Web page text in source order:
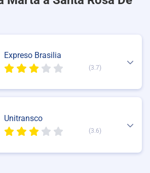
Expreso Brasilia
(3.7)
Unitransco
(3.6)